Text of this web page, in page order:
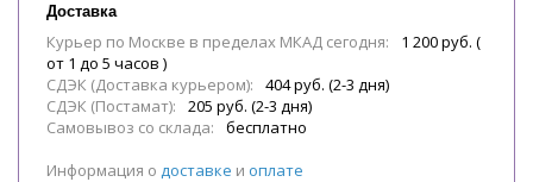
Доставка
Курьер по Москве в пределах МКАД сегодня:
1 200 руб. (
от 1 до 5 часов )
СДЭК (Доставка курьером):
404 руб. (2-3 дня)
СДЭК (Постамат):
205 руб. (2-3 дня)
Самовывоз со склада:
бесплатно
Информация о доставке и оплате